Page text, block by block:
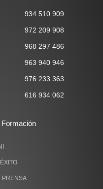
PRENSA
934 510 909
972 209 908
968 297 486
963 940 946
976 233 363
616 934 062